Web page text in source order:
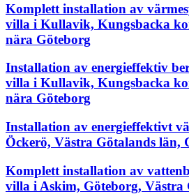
Komplett installation av
villa i Kullavik, Kungsbacka
nära Göteborg
Installation av energieffektiv
villa i Kullavik, Kungsbacka
nära Göteborg
Installation av energieffektivt
Öckerö, Västra Götalands län,
Komplett installation av
villa i Askim, Göteborg, Västra